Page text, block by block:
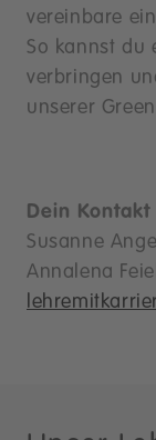
vereinbare
So kannst du
verbringen
unserer
Dein
Susanne
Annalena